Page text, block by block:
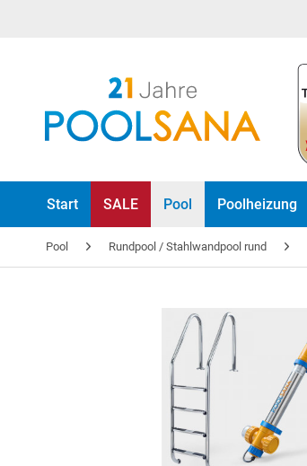
Start SALE Pool Poolheizung
Pool Rundpool / Stahlwandpool rund